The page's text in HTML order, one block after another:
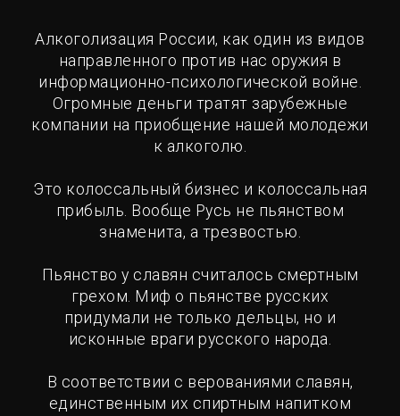
Алкоголизация России, как один из видов
направленного против нас оружия в
информационно-психологической войне.
Огромные деньги тратят зарубежные
компании на приобщение нашей молодежи
к алкоголю.
Это колоссальный бизнес и колоссальная
прибыль. Вообще Русь не пьянством
знаменита, а трезвостью.
Пьянство у славян считалось смертным
грехом. Миф о пьянстве русских
придумали не только дельцы, но и
исконные враги русского народа.
В соответствии с верованиями славян,
единственным их спиртным напитком